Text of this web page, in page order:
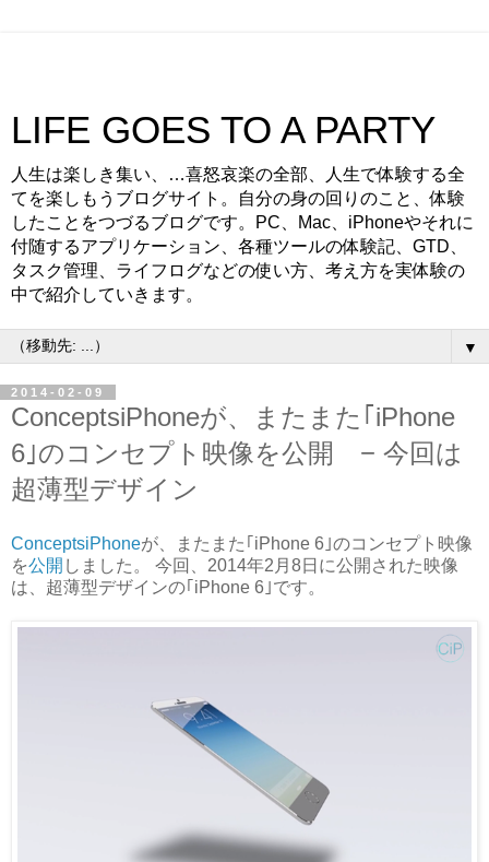
LIFE GOES TO A PARTY
人生は楽しき集い、…喜怒哀楽の全部、人生で体験する全
てを楽しもうブログサイト。自分の身の回りのこと、体験
したことをつづるブログです。PC、Mac、iPhoneやそれに
付随するアプリケーション、各種ツールの体験記、GTD、
タスク管理、ライフログなどの使い方、考え方を実体験の
中で紹介していきます。
▼
2014-02-09
ConceptsiPhoneが、またまた｢iPhone
6｣のコンセプト映像を公開 − 今回は
超薄型デザイン
ConceptsiPhoneが、またまた｢iPhone 6｣のコンセプト映像
を公開 しました。 今回、2014年2月8日に公開された映像
は、超薄型デザインの｢iPhone 6｣です。